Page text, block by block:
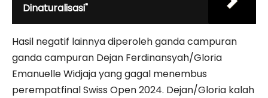
Dinaturalisasi"
Hasil negatif lainnya diperoleh ganda campuran
ganda campuran Dejan Ferdinansyah/Gloria
Emanuelle Widjaja yang gagal menembus
perempatfinal Swiss Open 2024. Dejan/Gloria kalah